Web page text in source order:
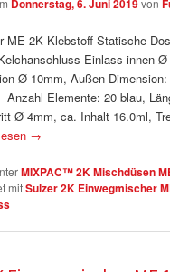
Donnerstag, 6. Juni 2019
ME 2K Klebstoff Statische
Einlass innen
Ø 10mm, Außen
Elemente: 20 blau,
Ø 4mm, ca. Inhalt 16.0ml,
→
MIXPAC™ 2K Mischdüsen
mitSulzer 2K Einwegmischer